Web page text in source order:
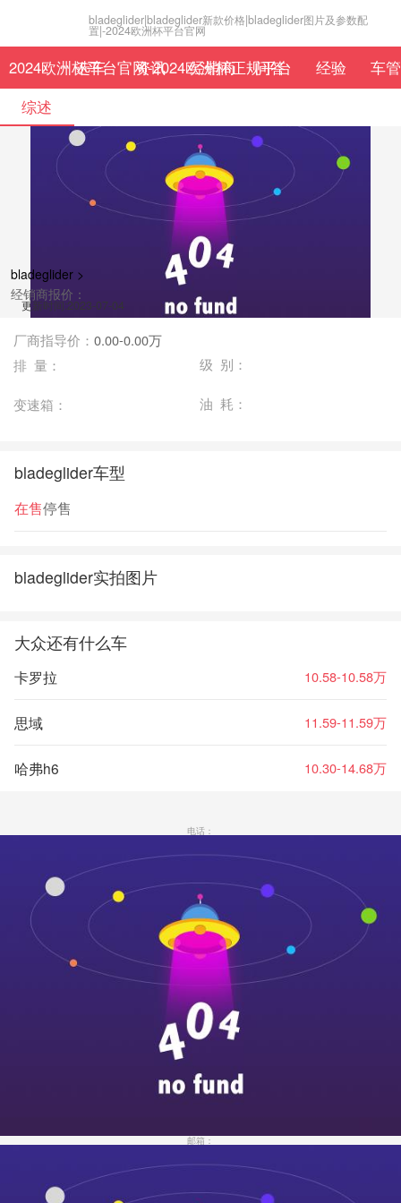
bladeglider|bladeglider新款价格|bladeglider图片及参数配
置|-2024欧洲杯平台官网
2024欧洲杯平台官网-2024欧洲杯正规平台
选车 资讯 经销商 问答 经验
车
综述
bladeglider >
经销商报价：
更新时间:2023-07-04
厂商指导价： 0.00-0.00万
排 量：
级 别：
变速箱： 油 耗：
bladeglider车型
在售停售
bladeglider实拍图片
大众还有什么车
卡罗拉 10.58-10.58万
思域 11.59-11.59万
哈弗h6 10.30-14.68万
电话：
邮箱：